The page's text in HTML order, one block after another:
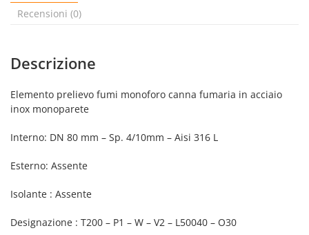
Recensioni (0)
Descrizione
Elemento prelievo fumi monoforo canna fumaria in acciaio
inox monoparete
Interno: DN 80 mm – Sp. 4/10mm – Aisi 316 L
Esterno: Assente
Isolante : Assente
Designazione : T200 – P1 – W – V2 – L50040 – O30